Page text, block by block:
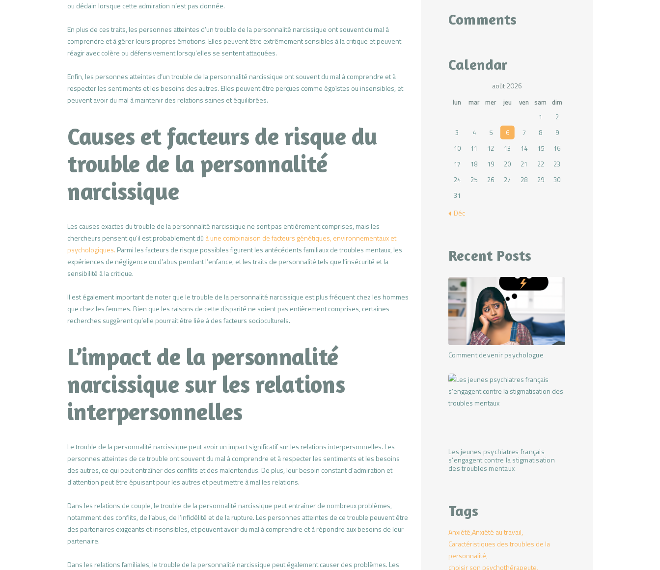
ou dédain lorsque cette admiration n’est pas donnée.
En plus de ces traits, les personnes atteintes d’un trouble de la personnalité narcissique ont souvent du mal à
comprendre et à gérer leurs propres émotions. Elles peuvent être extrêmement sensibles à la critique et peuvent
réagir avec colère ou défensivement lorsqu’elles se sentent attaquées.
Enfin, les personnes atteintes d’un trouble de la personnalité narcissique ont souvent du mal à comprendre et à
respecter les sentiments et les besoins des autres. Elles peuvent être perçues comme égoïstes ou insensibles, et
peuvent avoir du mal à maintenir des relations saines et équilibrées.
Causes et facteurs de risque du
trouble de la personnalité
narcissique
Les causes exactes du trouble de la personnalité narcissique ne sont pas entièrement comprises, mais les
chercheurs pensent qu’il est probablement dû à une combinaison de facteurs génétiques, environnementaux et
psychologiques. Parmi les facteurs de risque possibles figurent les antécédents familiaux de troubles mentaux, les
expériences de négligence ou d’abus pendant l’enfance, et les traits de personnalité tels que l’insécurité et la
sensibilité à la critique.
Il est également important de noter que le trouble de la personnalité narcissique est plus fréquent chez les hommes
que chez les femmes. Bien que les raisons de cette disparité ne soient pas entièrement comprises, certaines
recherches suggèrent qu’elle pourrait être liée à des facteurs socioculturels.
L’impact de la personnalité
narcissique sur les relations
interpersonnelles
Le trouble de la personnalité narcissique peut avoir un impact significatif sur les relations interpersonnelles. Les
personnes atteintes de ce trouble ont souvent du mal à comprendre et à respecter les sentiments et les besoins
des autres, ce qui peut entraîner des conflits et des malentendus. De plus, leur besoin constant d’admiration et
d’attention peut être épuisant pour les autres et peut mettre à mal les relations.
Dans les relations de couple, le trouble de la personnalité narcissique peut entraîner de nombreux problèmes,
notamment des conflits, de l’abus, de l’infidélité et de la rupture. Les personnes atteintes de ce trouble peuvent être
des partenaires exigeants et insensibles, et peuvent avoir du mal à comprendre et à répondre aux besoins de leur
partenaire.
Dans les relations familiales, le trouble de la personnalité narcissique peut également causer des problèmes. Les
Comments
Calendar
août 2026
lun mar mer jeu ven sam dim
1
2
3
4 5 6 7 8
9
10
11 12 13 14 15
16
17
18 19 20 21 22
23
24
25 26 27 28 29
30
31
« Déc
Recent Posts
Comment devenir psychologue
Les jeunes psychiatres français
s’engagent contre la stigmatisation
des troubles mentaux
Tags
AnxiétéAnxiété au travail
Caractéristiques des troubles de la
personnalité
choisir son psychothérapeute